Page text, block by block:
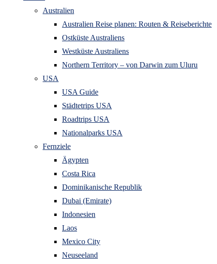
Australien
Australien Reise planen: Routen & Reiseberichte
Ostküste Australiens
Westküste Australiens
Northern Territory – von Darwin zum Uluru
USA
USA Guide
Städtetrips USA
Roadtrips USA
Nationalparks USA
Fernziele
Ägypten
Costa Rica
Dominikanische Republik
Dubai (Emirate)
Indonesien
Laos
Mexico City
Neuseeland